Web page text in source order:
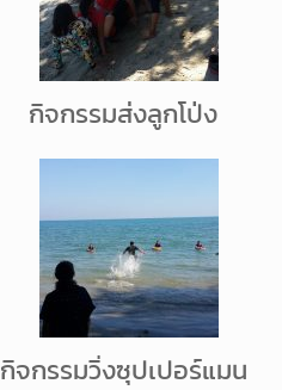
กิจกรรมส่งลูกโป่ง
กิจกรรมวิ่งซุปเปอร์แมน